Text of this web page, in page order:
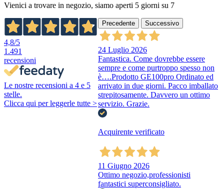
Vienici a trovare in negozio, siamo aperti 5 giorni su 7
4,8/5
1.491
recensioni
Le nostre recensioni a 4 e 5
stelle.
Clicca qui per leggerle tutte >
Precedente Successivo
24 Luglio 2026
Fantastica. Come dovrebbe essere
sempre e come purtroppo spesso non
è….Prodotto GE100pro Ordinato ed
arrivato in due giorni. Pacco imballato
strepitosamente. Davvero un ottimo
servizio. Grazie.
Acquirente verificato
11 Giugno 2026
Ottimo negozio,professionisti
fantastici superconsigliato.